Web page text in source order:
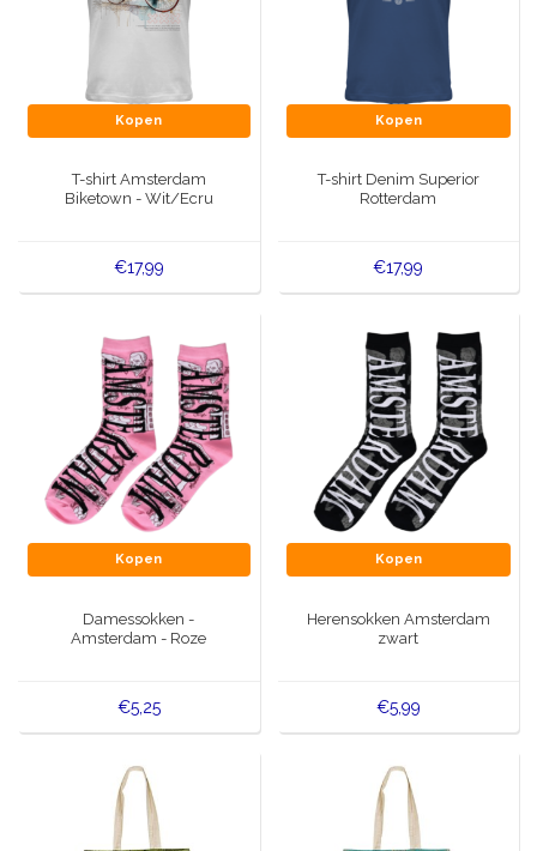
Kopen
T-shirt Amsterdam
Biketown - Wit/Ecru
€17,99
Kopen
T-shirt Denim Superior
Rotterdam
€17,99
Kopen
Damessokken -
Amsterdam - Roze
€5,25
Kopen
Herensokken Amsterdam
zwart
€5,99